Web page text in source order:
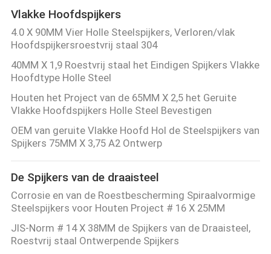
Vlakke Hoofdspijkers
4.0 X 90MM Vier Holle Steelspijkers, Verloren/vlak
Hoofdspijkersroestvrij staal 304
40MM X 1,9 Roestvrij staal het Eindigen Spijkers Vlakke
Hoofdtype Holle Steel
Houten het Project van de 65MM X 2,5 het Geruite
Vlakke Hoofdspijkers Holle Steel Bevestigen
OEM van geruite Vlakke Hoofd Hol de Steelspijkers van
Spijkers 75MM X 3,75 A2 Ontwerp
De Spijkers van de draaisteel
Corrosie en van de Roestbescherming Spiraalvormige
Steelspijkers voor Houten Project # 16 X 25MM
JIS-Norm # 14 X 38MM de Spijkers van de Draaisteel,
Roestvrij staal Ontwerpende Spijkers